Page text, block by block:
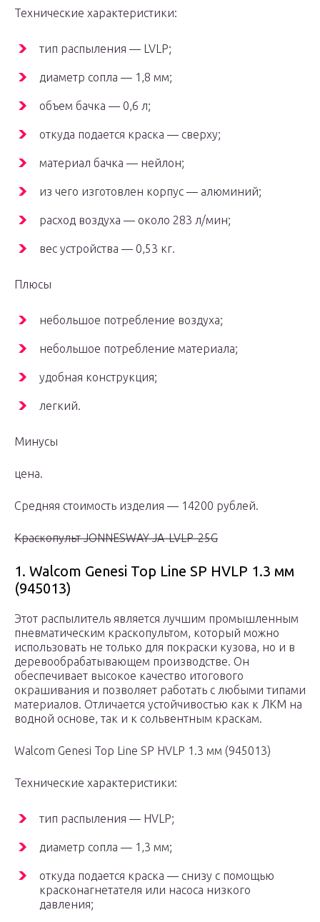
Технические характеристики:
тип распыления — LVLP;
диаметр сопла — 1,8 мм;
объем бачка — 0,6 л;
откуда подается краска — сверху;
материал бачка — нейлон;
из чего изготовлен корпус — алюминий;
расход воздуха — около 283 л/мин;
вес устройства — 0,53 кг.
Плюсы
небольшое потребление воздуха;
небольшое потребление материала;
удобная конструкция;
легкий.
Минусы
цена.
Средняя стоимость изделия — 14200 рублей.
Краскопульт JONNESWAY JA-LVLP-25G
1. Walcom Genesi Top Line SP HVLP 1.3 мм
(945013)
Этот распылитель является лучшим промышленным
пневматическим краскопультом, который можно
использовать не только для покраски кузова, но и в
деревообрабатывающем производстве. Он
обеспечивает высокое качество итогового
окрашивания и позволяет работать с любыми типами
материалов. Отличается устойчивостью как к ЛКМ на
водной основе, так и к сольвентным краскам.
Walcom Genesi Top Line SP HVLP 1.3 мм (945013)
Технические характеристики:
тип распыления — HVLP;
диаметр сопла — 1,3 мм;
откуда подается краска — снизу с помощью
красконагнетателя или насоса низкого
давления;